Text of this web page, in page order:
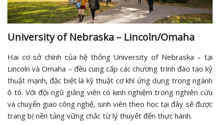
University of Nebraska – Lincoln/Omaha
Hai cơ sở chính của hệ thống University of Nebraska – tại
Lincoln và Omaha – đều cung cấp các chương trình đào tạo kỹ
thuật mạnh, đặc biệt là kỹ thuật cơ khí ứng dụng trong ngành
ô tô. Với đội ngũ giảng viên có kinh nghiệm trong nghiên cứu
và chuyển giao công nghệ, sinh viên theo học tại đây sẽ được
trang bị nền tảng vững chắc từ lý thuyết đến thực hành.